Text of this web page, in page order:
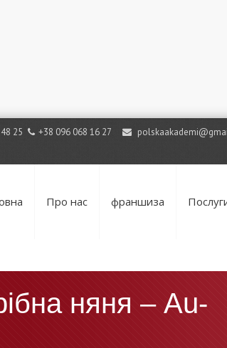
25 +38 096 068 16 27
Про нас франшиза
няня – Au-